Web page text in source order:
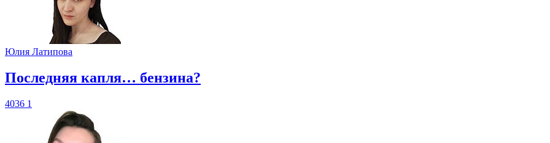
Юлия Латипова
​Последняя капля… бензина?
4036 1